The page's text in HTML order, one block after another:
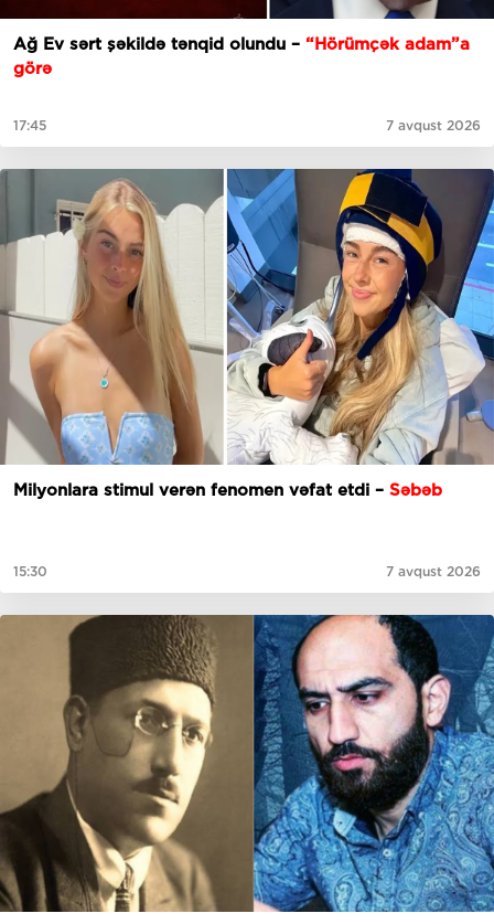
Ağ Ev sərt şəkildə tənqid olundu – “Hörümçək adam”a
görə
17:45 7 avqust 2026
Milyonlara stimul verən fenomen vəfat etdi – Səbəb
15:30 7 avqust 2026